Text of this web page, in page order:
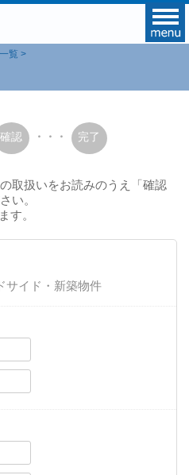
覧
確認 ・・・ 完了
取扱いをお読みのうえ「確認
い。
す。
イド・新築物件